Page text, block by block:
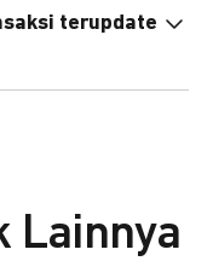
terupdate
Lainnya